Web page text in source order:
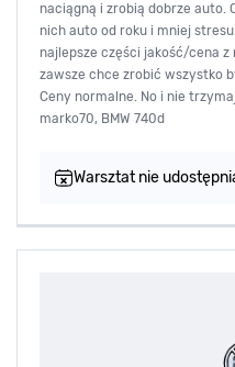
naciągną i zrobią dobrze auto.
nich auto od roku i mniej
najlepsze części jakość/cena z
zawsze chce zrobić wszystko
Ceny normalne. No i nie
marko70, BMW 740d
Warsztat nie